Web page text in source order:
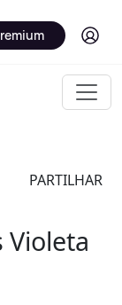
Log in
PARTILHAR
Violeta